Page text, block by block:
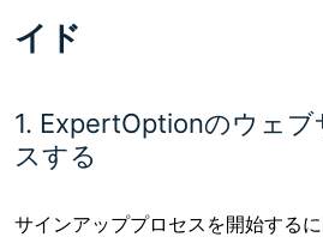
イド
1. ExpertOptionのウェ
スする
サインアッププロセスを開始するに